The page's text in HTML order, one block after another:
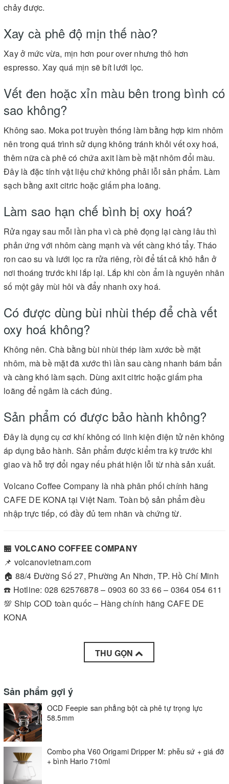
chảy được.
Xay cà phê độ mịn thế nào?
Xay ở mức vừa, mịn hơn pour over nhưng thô hơn
espresso. Xay quá mịn sẽ bít lưới lọc.
Vết đen hoặc xỉn màu bên trong bình có
sao không?
Không sao. Moka pot truyền thống làm bằng hợp kim nhôm
nên trong quá trình sử dụng không tránh khỏi vết oxy hoá,
thêm nữa cà phê có chứa axit làm bề mặt nhôm đổi màu.
Đây là đặc tính vật liệu chứ không phải lỗi sản phẩm. Làm
sạch bằng axit citric hoặc giấm pha loãng.
Làm sao hạn chế bình bị oxy hoá?
Rửa ngay sau mỗi lần pha vì cà phê đọng lại càng lâu thì
phản ứng với nhôm càng mạnh và vết càng khó tẩy. Tháo
ron cao su và lưới lọc ra rửa riêng, rồi để tất cả khô hẳn ở
nơi thoáng trước khi lắp lại. Lắp khi còn ẩm là nguyên nhân
số một gây mùi hôi và đẩy nhanh oxy hoá.
Có được dùng bùi nhùi thép để chà vết
oxy hoá không?
Không nên. Chà bằng bùi nhùi thép làm xước bề mặt
nhôm, mà bề mặt đã xước thì lần sau càng nhanh bám bẩn
và càng khó làm sạch. Dùng axit citric hoặc giấm pha
loãng để ngâm là cách đúng.
Sản phẩm có được bảo hành không?
Đây là dụng cụ cơ khí không có linh kiện điện tử nên không
áp dụng bảo hành. Sản phẩm được kiểm tra kỹ trước khi
giao và hỗ trợ đổi ngay nếu phát hiện lỗi từ nhà sản xuất.
Volcano Coffee Company là nhà phân phối chính hãng
CAFE DE KONA tại Việt Nam. Toàn bộ sản phẩm đều
nhập trực tiếp, có đầy đủ tem nhãn và chứng từ.
🏪 VOLCANO COFFEE COMPANY
📌 volcanovietnam.com
🏠 88/4 Đường Số 27, Phường An Nhơn, TP. Hồ Chí Minh
☎️ Hotline: 028 62576878 – 0903 60 33 66 – 0364 054 611
💯 Ship COD toàn quốc – Hàng chính hãng CAFE DE
KONA
THU GỌN
Sản phẩm gợi ý
OCD Feepie san phẳng bột cà phê tự trọng lực
58.5mm
Combo pha V60 Origami Dripper M: phễu sứ + giá đỡ
+ bình Hario 710ml